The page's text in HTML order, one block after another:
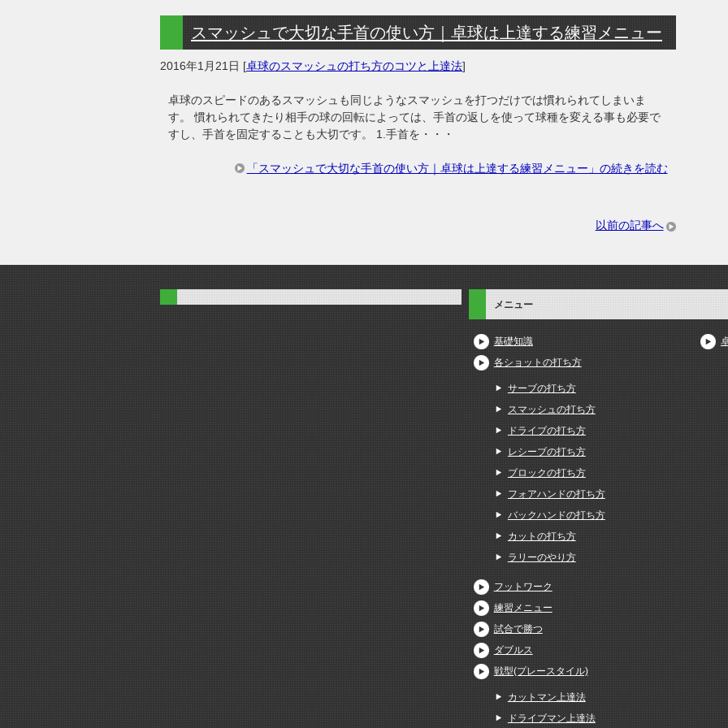
スマッシュで大切な手首の使い方｜卓球は上達する練習メニュー
2016年1月21日 [卓球のスマッシュの打ち方のコツと上達法]
卓球のスピードのあるスマッシュも同じようなスマッシュを打つだけでは慣れられてしまいま
す。 慣れられてきたり相手の球の回転によっては、手首の返しを使って球種を変える事も必要で
すし、手首を固定することも大切です。 1.手首を・・・
「スマッシュで大切な手首の使い方｜卓球は上達する練習メニュー」の続きを読む
以前の記事へ
メニュー
基礎知識
各ショットの打ち方
サーブの打ち方
スマッシュの打ち方
ドライブの打ち方
レシーブの打ち方
ブロックの打ち方
フォアハンドの打ち方
バックハンドの打ち方
カットの打ち方
ラリーのやり方
フットワーク
練習メニュー
試合で勝つ
ダブルス
戦型(プレースタイル)
カットマン上達法
ドライブマン上達法